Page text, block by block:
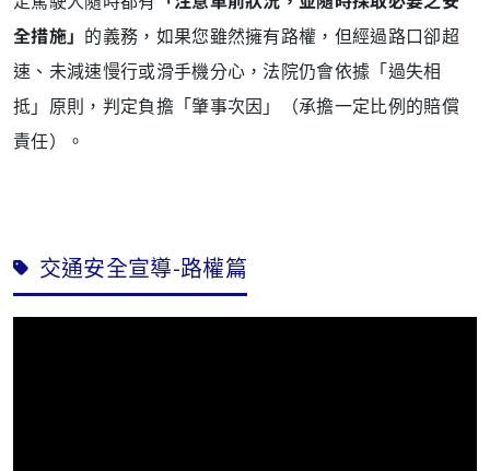
全措施」 的義務，如果您雖然擁有路權，但經過路口卻超
速、未減速慢行或滑手機分心，法院仍會依據「過失相
抵」原則，判定負擔「肇事次因」（承擔一定比例的賠償
責任）。
交通安全宣導-路權篇